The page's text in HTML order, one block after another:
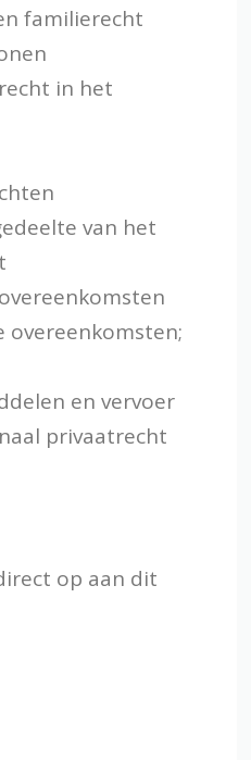
familierecht
in het
van het
overeenkomsten;
en vervoer
privaatrecht
op aan dit